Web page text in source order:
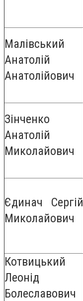
Малівський
Анатолій
Анатолійович
Зінченко
Анатолій
Миколайович
Єдинач Сергій
Миколайович
Котвицький
Леонід
Болеславович